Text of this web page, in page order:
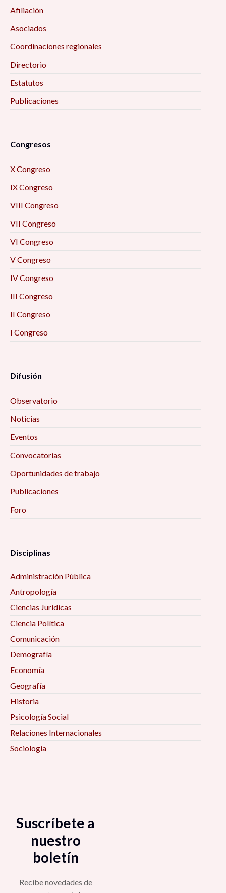
Afiliación
Asociados
Coordinaciones regionales
Directorio
Estatutos
Publicaciones
Congresos
X Congreso
IX Congreso
VIII Congreso
VII Congreso
VI Congreso
V Congreso
IV Congreso
III Congreso
II Congreso
I Congreso
Difusión
Observatorio
Noticias
Eventos
Convocatorias
Oportunidades de trabajo
Publicaciones
Foro
Disciplinas
Administración Pública
Antropología
Ciencias Jurídicas
Ciencia Política
Comunicación
Demografía
Economía
Geografía
Historia
Psicología Social
Relaciones Internacionales
Sociología
Suscríbete a
nuestro
boletín
Recibe novedades de